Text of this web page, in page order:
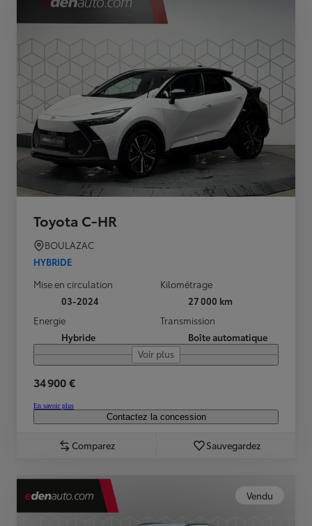
Toyota C-HR
BOULAZAC
HYBRIDE
Mise en circulation
03-2024
Kilométrage
27 000 km
Energie
Hybride
Transmission
Boîte automatique
Voir plus
34 900 €
En savoir plus
Contactez la concession
Comparez Sauvegardez
Vendu